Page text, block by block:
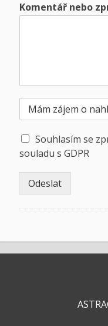
Komentář nebo
l
á
e
í
o
d
a
S
o
u
h
a
s
z
p
Souhlasím se
souladu s GDPR
Odeslat
ASTRAGAL